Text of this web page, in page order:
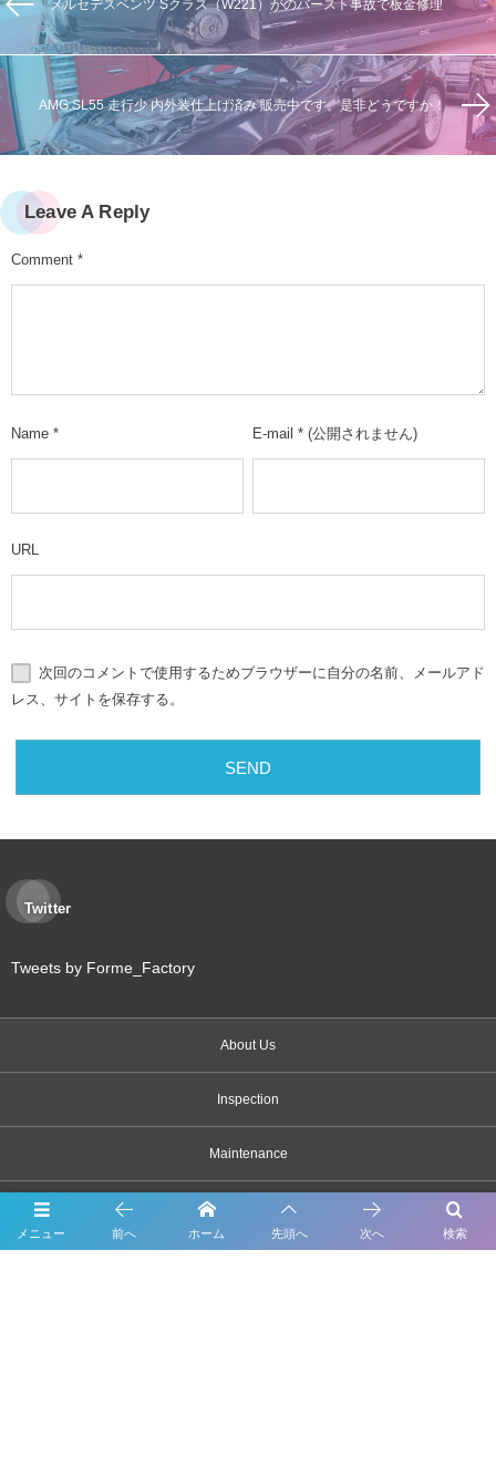
メルセデスベンツ Sクラス（W221）がのバースト事故で板金修理
AMG SL55 走行少 内外装仕上げ済み 販売中です。是非どうですか！
Leave A Reply
Comment *
Name * E-mail * (公開されません)
URL
次回のコメントで使用するためブラウザーに自分の名前、メールアド
レス、サイトを保存する。
Twitter
Tweets by Forme_Factory
About Us
Inspection
Maintenance
Bodywork & Paint
メニュー 検索
前へ ホーム 先頭へ 次へ